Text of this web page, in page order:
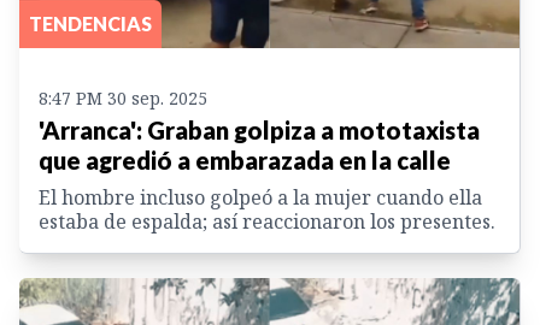
TENDENCIAS
8:47 PM 30 sep. 2025
'Arranca': Graban golpiza a mototaxista
que agredió a embarazada en la calle
El hombre incluso golpeó a la mujer cuando ella
estaba de espalda; así reaccionaron los presentes.